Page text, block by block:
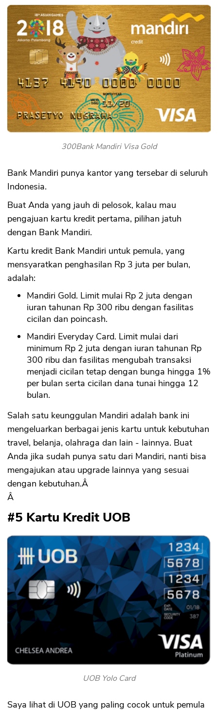
300Bank Mandiri Visa Gold
Bank Mandiri punya kantor yang tersebar di seluruh
Indonesia.
Buat Anda yang jauh di pelosok, kalau mau
pengajuan kartu kredit pertama, pilihan jatuh
dengan Bank Mandiri.
Kartu kredit Bank Mandiri untuk pemula, yang
mensyaratkan penghasilan Rp 3 juta per bulan,
adalah:
Mandiri Gold. Limit mulai Rp 2 juta dengan
iuran tahunan Rp 300 ribu dengan fasilitas
cicilan dan poincash.
Mandiri Everyday Card. Limit mulai dari
minimum Rp 2 juta dengan iuran tahunan Rp
300 ribu dan fasilitas mengubah transaksi
menjadi cicilan tetap dengan bunga hingga 1%
per bulan serta cicilan dana tunai hingga 12
bulan.
Salah satu keunggulan Mandiri adalah bank ini
mengeluarkan berbagai jenis kartu untuk kebutuhan
travel, belanja, olahraga dan lain - lainnya. Buat
Anda jika sudah punya satu dari Mandiri, nanti bisa
mengajukan atau upgrade lainnya yang sesuai
dengan kebutuhan.Â
Â
#5 Kartu Kredit UOB
UOB Yolo Card
Saya lihat di UOB yang paling cocok untuk pemula